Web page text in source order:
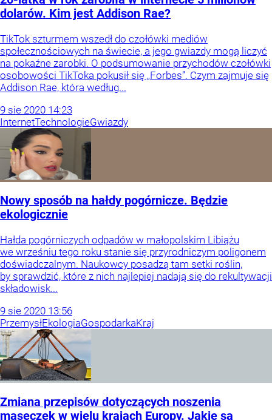
dolarów. Kim jest Addison Rae?
TikTok szturmem wszedł do czołówki mediów
społecznościowych na świecie, a jego gwiazdy mogą liczyć
na pokaźne zarobki. O podsumowanie przychodów czołówki
osobowości TikToka pokusił się „Forbes”. Czym zajmuje się
Addison Rae, która według...
9 sie 2020 14:23
InternetTechnologieGwiazdy
Nowy sposób na hałdy pogórnicze. Będzie
ekologicznie
Hałda pogórniczych odpadów w małopolskim Libiążu
we wrześniu tego roku stanie się przyrodniczym poligonem
doświadczalnym. Naukowcy posadzą tam setki roślin,
by sprawdzić, które z nich najlepiej nadają się do rekultywacji
składowisk...
9 sie 2020 13:56
PrzemysłEkologiaGospodarkaKraj
Zmiana przepisów dotyczących noszenia
maseczek w wielu krajach Europy. Jakie są